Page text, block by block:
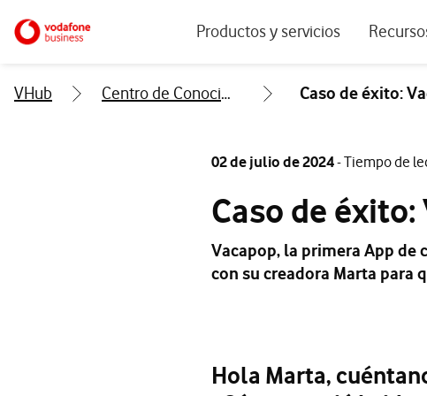
Ir a la pagina principal de vodafone.esProductos y servicios
IA para empresas
Workplace
Eventos
VHub Centro de Conocimiento Caso de éxito:
02 de julio de 2024- Tiempo de
Caso de éxito:
Vacapop, la primera App de
con su creadora Marta para
Hola Marta,